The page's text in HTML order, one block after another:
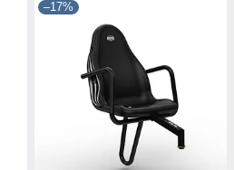
–17%